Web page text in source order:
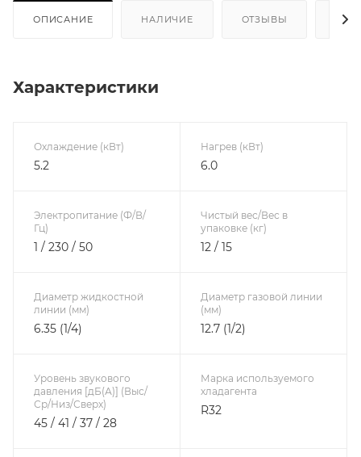
ОПИСАНИЕ НАЛИЧИЕ ОТЗЫВЫ
Характеристики
Охлаждение (кВт)
5.2
Нагрев (кВт)
6.0
Электропитание (Ф/В/
Гц)
1 / 230 / 50
Чистый вес/Вес в
упаковке (кг)
12 / 15
Диаметр жидкостной
линии (мм)
6.35 (1/4)
Диаметр газовой линии
(мм)
12.7 (1/2)
Уровень звукового
давления [дБ(А)] (Выс/
Ср/Низ/Сверх)
45 / 41 / 37 / 28
Марка используемого
хладагента
R32